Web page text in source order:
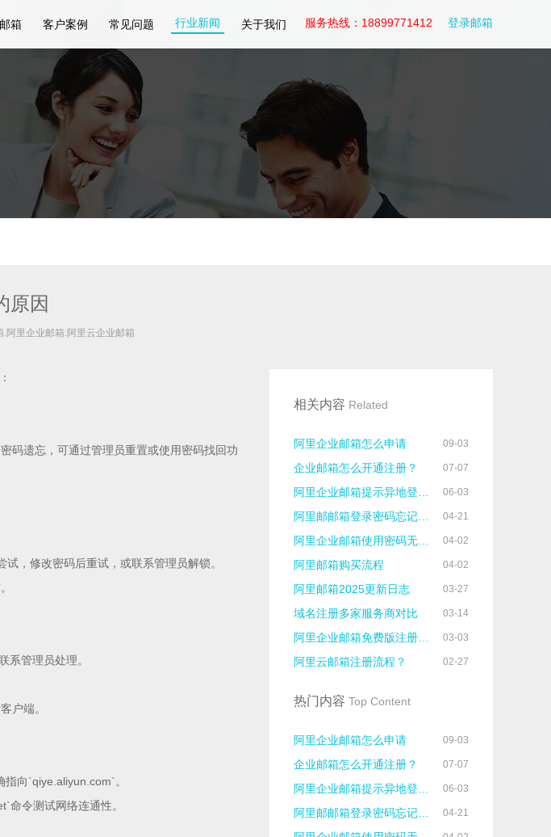
箱 客户案例 常见问题 行业新闻 关于我们 服务热线：18899771412 登录邮箱
原因
阿里企业邮箱.阿里云企业邮箱
码遗忘，可通过管理员重置或使用密码找回功
，修改密码后重试，或联系管理员解锁。
系管理员处理。
户端。
向`qiye.aliyun.com`。
命令测试网络连通性。
相关内容 Related
阿里企业邮箱怎么申请 09-03
企业邮箱怎么开通注册？ 07-07
06-03
阿里邮邮箱登录密码忘记了怎么办？ 04-21
阿里企业邮箱使用密码无法登录的原因 04-02
阿里邮箱购买流程 04-02
阿里邮箱2025更新日志 03-27
域名注册多家服务商对比 03-14
阿里企业邮箱免费版注册流程 03-03
阿里云邮箱注册流程？ 02-27
热门内容 Top Content
阿里企业邮箱怎么申请 09-03
企业邮箱怎么开通注册？ 07-07
06-03
阿里邮邮箱登录密码忘记了怎么办？ 04-21